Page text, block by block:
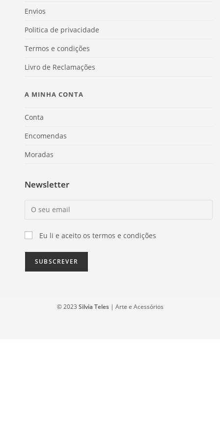
Envios
Politica de privacidade
Termos e condições
Livro de Reclamações
A MINHA CONTA
Conta
Encomendas
Moradas
Newsletter
Eu li e aceito os termos e condições
© 2023 Silvia Teles| Arte e Acessórios